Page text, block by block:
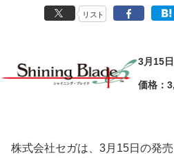
リスト
3月15
価格：
株式会社セガは、3月15日の発売